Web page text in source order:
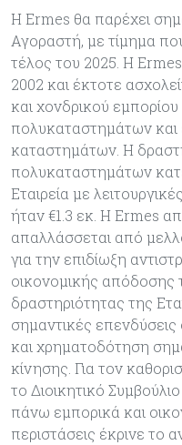
Η Ermes θα παρέχει
Αγοραστή, με τίμημα
τέλος του 2025. Η
2002 και έκτοτε
και χονδρικού
πολυκαταστημάτων και
καταστημάτων. Η
πολυκαταστημάτων
Εταιρεία με
ήταν €1.3 εκ. Η Ermes
απαλλάσσεται από
για την επιδίωξη
οικονομικής απόδοσης
δραστηριότητας της
σημαντικές
και χρηματοδότηση
κίνησης. Για τον
το Διοικητικό
πάνω εμπορικά και
περιστάσεις έκρινε το